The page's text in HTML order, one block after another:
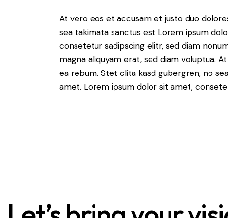
At vero eos et accusam et justo duo
sea takimata sanctus est Lorem ipsum
consetetur sadipscing elitr, sed diam
magna aliquyam erat, sed diam voluptua.
ea rebum. Stet clita kasd gubergren, no
amet. Lorem ipsum dolor sit amet,